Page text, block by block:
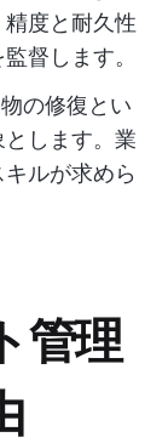
度と耐久性
督します。
の修復とい
します。業
ルが求めら
管理